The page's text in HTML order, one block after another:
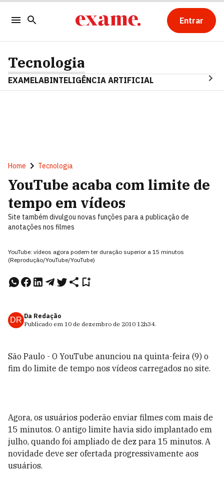
Entrar
Tecnologia
EXAMELABINTELIGÊNCIA ARTIFICIAL
Home Tecnologia
YouTube acaba com limite de
tempo em vídeos
Site também divulgou novas funções para a publicação de
anotações nos filmes
YouTube: vídeos agora podem ter duração superior a 15 minutos
(Reprodução/YouTube/YouTube)
DR Da Redação
Publicado em 10 de dezembro de 2010 12h34.
São Paulo - O YouTube anunciou na quinta-feira (9) o
fim do limite de tempo nos vídeos carregados no site.
Agora, os usuários poderão enviar filmes com mais de
15 minutos. O antigo limite havia sido implantado em
julho, quando foi ampliado de dez para 15 minutos. A
novidade deve ser ofertada progressivamente aos
usuários.